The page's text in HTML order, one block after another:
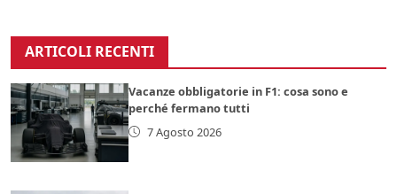
ARTICOLI RECENTI
Vacanze obbligatorie in F1: cosa sono e
perché fermano tutti
7 Agosto 2026